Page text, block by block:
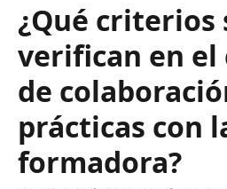
¿Qué criterios
verifican en el
de
prácticas con
formadora?